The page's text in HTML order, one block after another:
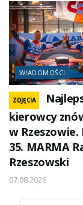
WIADOMOŚCI
ZDJĘCIA
kierowcy
w Rzeszowie.
35. MARMA
Rzeszowski
07.08.2026